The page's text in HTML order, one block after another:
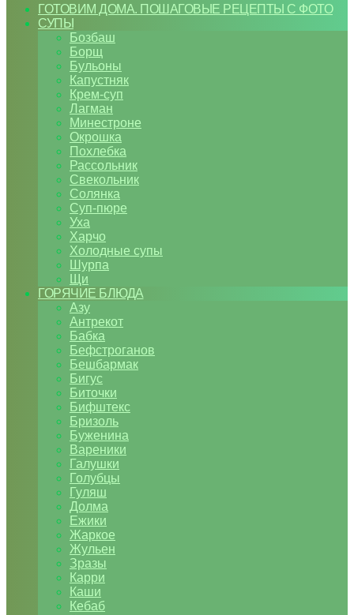
ГОТОВИМ ДОМА. ПОШАГОВЫЕ РЕЦЕПТЫ С ФОТО
СУПЫ
Бозбаш
Борщ
Бульоны
Капустняк
Крем-суп
Лагман
Минестроне
Окрошка
Похлебка
Рассольник
Свекольник
Солянка
Суп-пюре
Уха
Харчо
Холодные супы
Шурпа
Щи
ГОРЯЧИЕ БЛЮДА
Азу
Антрекот
Бабка
Бефстроганов
Бешбармак
Бигус
Биточки
Бифштекс
Бризоль
Буженина
Вареники
Галушки
Голубцы
Гуляш
Долма
Ежики
Жаркое
Жульен
Зразы
Карри
Каши
Кебаб